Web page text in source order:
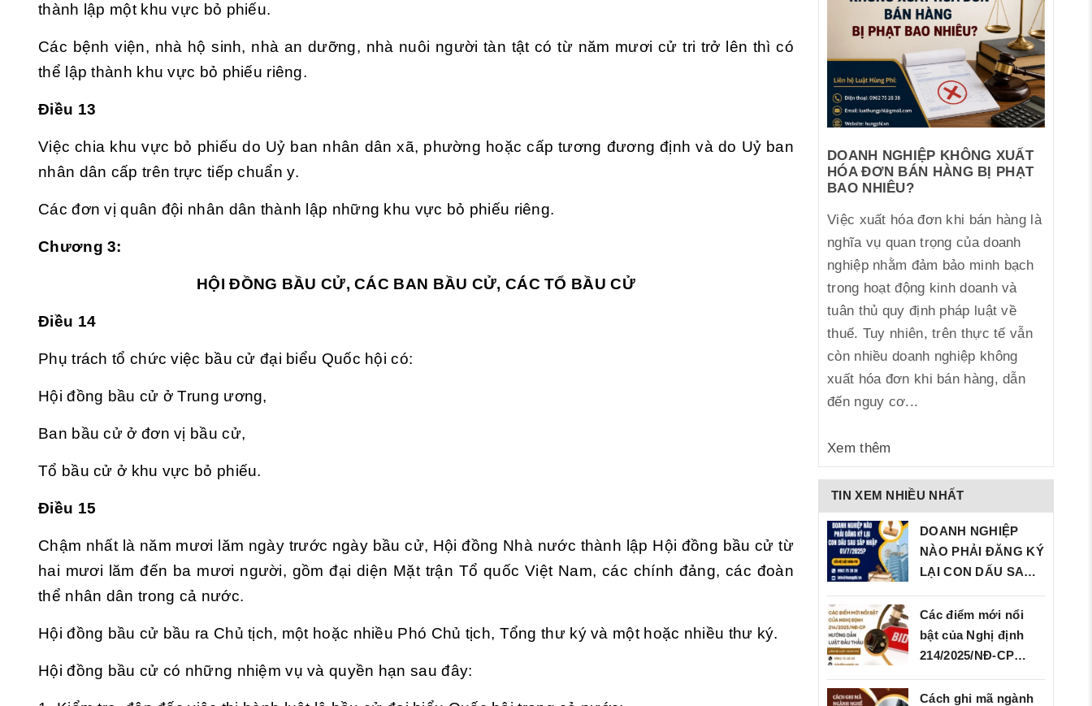
thành lập một khu vực bỏ phiếu.
Các bệnh viện, nhà hộ sinh, nhà an dưỡng, nhà nuôi người tàn tật có từ năm mươi cử tri trở lên thì có
thể lập thành khu vực bỏ phiếu riêng.
Điều 13
Việc chia khu vực bỏ phiếu do Uỷ ban nhân dân xã, phường hoặc cấp tương đương định và do Uỷ ban
nhân dân cấp trên trực tiếp chuẩn y.
Các đơn vị quân đội nhân dân thành lập những khu vực bỏ phiếu riêng.
Chương 3:
HỘI ĐỒNG BẦU CỬ, CÁC BAN BẦU CỬ, CÁC TỔ BẦU CỬ
Điều 14
Phụ trách tổ chức việc bầu cử đại biểu Quốc hội có:
Hội đồng bầu cử ở Trung ương,
Ban bầu cử ở đơn vị bầu cử,
Tổ bầu cử ở khu vực bỏ phiếu.
Điều 15
Chậm nhất là năm mươi lăm ngày trước ngày bầu cử, Hội đồng Nhà nước thành lập Hội đồng bầu cử từ
hai mươi lăm đến ba mươi người, gồm đại diện Mặt trận Tổ quốc Việt Nam, các chính đảng, các đoàn
thể nhân dân trong cả nước.
Hội đồng bầu cử bầu ra Chủ tịch, một hoặc nhiều Phó Chủ tịch, Tổng thư ký và một hoặc nhiều thư ký.
Hội đồng bầu cử có những nhiệm vụ và quyền hạn sau đây:
DOANH NGHIỆP KHÔNG XUẤT
HÓA ĐƠN BÁN HÀNG BỊ PHẠT
BAO NHIÊU?
Việc xuất hóa đơn khi bán hàng là
nghĩa vụ quan trọng của doanh
nghiệp nhằm đảm bảo minh bạch
trong hoạt động kinh doanh và
tuân thủ quy định pháp luật về
thuế. Tuy nhiên, trên thực tế vẫn
còn nhiều doanh nghiệp không
xuất hóa đơn khi bán hàng, dẫn
đến nguy cơ...
Xem thêm
TIN XEM NHIỀU NHẤT
DOANH NGHIỆP
NÀO PHẢI ĐĂNG KÝ
LẠI CON DẤU SAU
Các điểm mới nổi
bật của Nghị định
214/2025/NĐ‑CP…
Cách ghi mã ngành